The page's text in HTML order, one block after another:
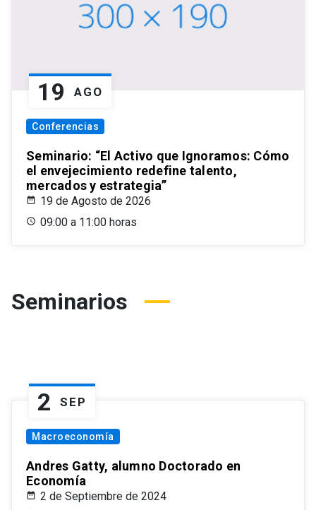
19 AGO
Conferencias
Seminario: “El Activo que Ignoramos: Cómo
el envejecimiento redefine talento,
mercados y estrategia”
19 de Agosto de 2026
09:00 a 11:00 horas
Seminarios
2 SEP
Macroeconomía
Andres Gatty, alumno Doctorado en
Economía
2 de Septiembre de 2024